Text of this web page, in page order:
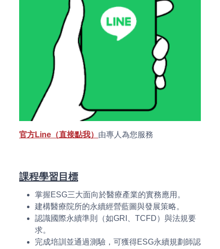
官方Line（直接點我） 由專人為您服務
課程學習目標
掌握ESG三大面向於醫療產業的實務應用。
建構醫療院所的永續經營藍圖與發展策略。
認識國際永續準則（如GRI、TCFD）與法規要
求。
完成培訓並通過測驗，可獲得ESG永續規劃師認